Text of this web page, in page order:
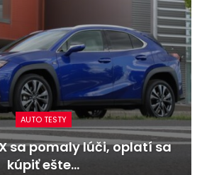
AUTO TESTY
hybrid-G 150 4×4 –
Trojitý útok